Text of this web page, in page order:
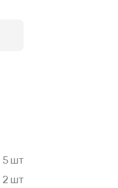
5 шт
2 шт